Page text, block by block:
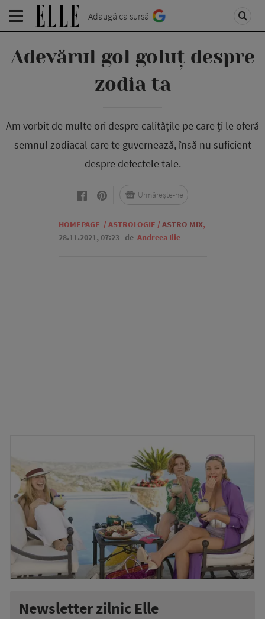
Adaugă ca sursă
Adevărul gol goluț despre
zodia ta
Am vorbit de multe ori despre calitățile pe care ți le oferă
semnul zodiacal care te guvernează, însă nu suficient
despre defectele tale.
HOMEPAGE / ASTROLOGIE / ASTRO MIX,
28.11.2021, 07:23 de Andreea Ilie
Urmărește-ne
Newsletter zilnic Elle